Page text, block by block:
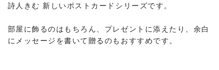
詩人きむ 新しいポストカードシリーズです。
部屋に飾るのはもちろん、プレゼントに添えたり、余白
にメッセージを書いて贈るのもおすすめです。